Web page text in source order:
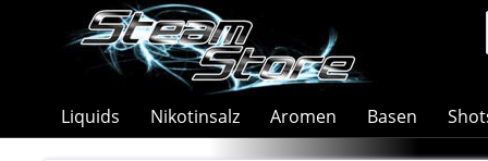
Liquids Nikotinsalz Aromen Basen